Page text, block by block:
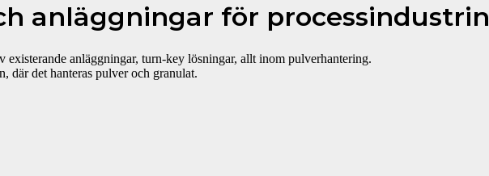
anläggningar för processindustrin
anläggningar, turn-key lösningar, allt inom pulverhantering.
där det hanteras pulver och granulat.